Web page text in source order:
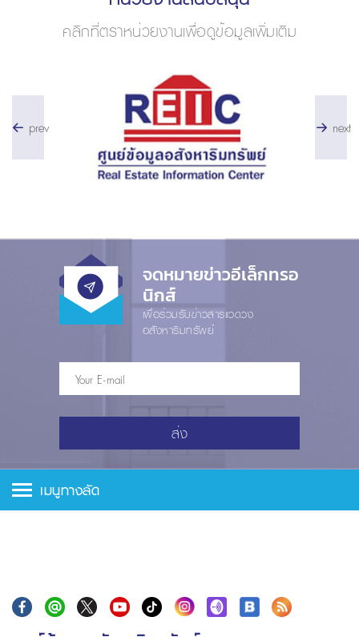
คลิกที่ตราหน่วยงานเพื่อดูข้อมูลเพิ่มเติม
prev next
จดหมายข่าวอีเล็กทรอ
นิกส์
เพื่อร่วมรับข่าวสารแวดวง
อสังหาริมทรัพย์
ส่ง
เมนูทางลัด